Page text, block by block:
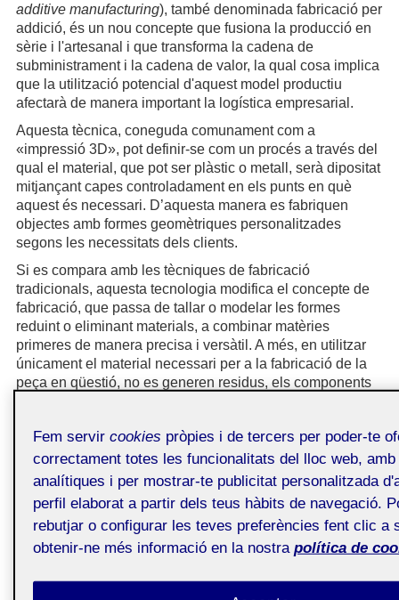
additive manufacturing), també denominada fabricació per
addició, és un nou concepte que fusiona la producció en
sèrie i l'artesanal i que transforma la cadena de
subministrament i la cadena de valor, la qual cosa implica
que la utilització potencial d'aquest model productiu
afectarà de manera important la logística empresarial.
Aquesta tècnica, coneguda comunament com a
«impressió 3D», pot definir-se com un procés a través del
qual el material, que pot ser plàstic o metall, serà dipositat
mitjançant capes controladament en els punts en què
aquest és necessari. D’aquesta manera es fabriquen
objectes amb formes geomètriques personalitzades
segons les necessitats dels clients.
Si es compara amb les tècniques de fabricació
tradicionals, aquesta tecnologia modifica el concepte de
fabricació, que passa de tallar o modelar les formes
reduint o eliminant materials, a combinar matèries
primeres de manera precisa i versàtil. A més, en utilitzar
únicament el material necessari per a la fabricació de la
peça en qüestió, no es generen residus, els components
Com treballa exactament la fabricació additiva? Pot
desglossar-se en cinc processos bàsics:
El primer pas és crear un model 3D de l'objecte que es
desitja imprimir. Aquest model es du a terme mitjançant
un programari de disseny (CAD) o mitjançant tècniques
d'enginyeria inversa, amb un escaneig de l'objecte.
El fitxer CAD es converteix en un format que defineixi la
geometria d'objectes 3D (generalment un format
Fem servir cookies pròpies i de tercers per poder-te
correctament totes les funcionalitats del lloc web,
analítiques i per mostrar-te publicitat personalitzada
perfil elaborat a partir dels teus hàbits de navegació.
rebutjar o configurar les teves preferències fent clic a
obtenir-ne més informació en la nostra política de